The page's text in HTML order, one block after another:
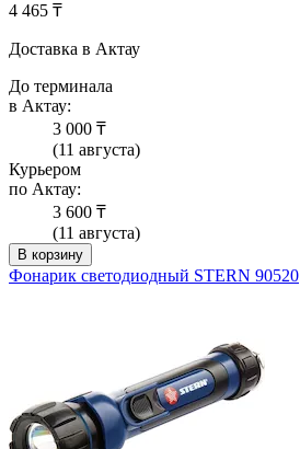
4 465 ₸
Доставка в Актау
До терминала
в Актау:
3 000 ₸
(11 августа)
Курьером
по Актау:
3 600 ₸
(11 августа)
В корзину
Фонарик светодиодный STERN 90520